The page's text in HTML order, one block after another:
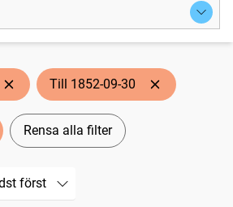
Till 1852-09-30
Rensa alla filter